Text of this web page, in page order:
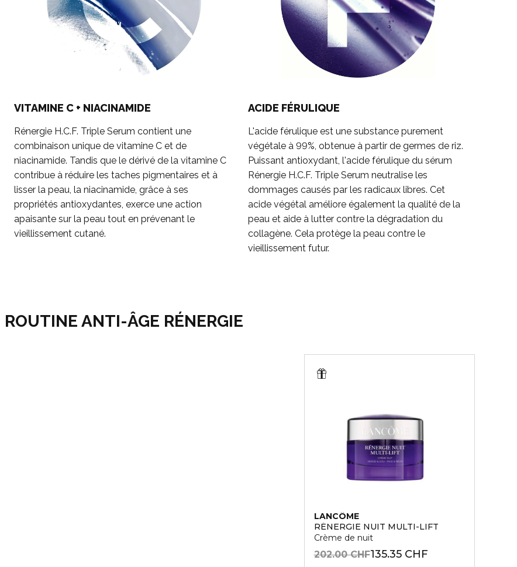
VITAMINE C + NIACINAMIDE
Rénergie H.C.F. Triple Serum contient une
combinaison unique de vitamine C et de
niacinamide. Tandis que le dérivé de la vitamine C
contribue à réduire les taches pigmentaires et à
lisser la peau, la niacinamide, grâce à ses
propriétés antioxydantes, exerce une action
apaisante sur la peau tout en prévenant le
vieillissement cutané.
ACIDE FÉRULIQUE
L'acide férulique est une substance purement
végétale à 99%, obtenue à partir de germes de riz.
Puissant antioxydant, l'acide férulique du sérum
Rénergie H.C.F. Triple Serum neutralise les
dommages causés par les radicaux libres. Cet
acide végétal améliore également la qualité de la
peau et aide à lutter contre la dégradation du
collagène. Cela protège la peau contre le
vieillissement futur.
ROUTINE ANTI-ÂGE RÉNERGIE
LANCÔME
RÉNERGIE NUIT MULTI-LIFT
Crème de nuit
135.35 CHF
202.00 CHF